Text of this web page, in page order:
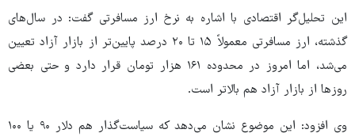
این تحلیل‌گر اقتصادی با اشاره به نرخ ارز مسافرتی گفت: در سال‌های
گذشته، ارز مسافرتی معمولاً ۱۵ تا ۲۰ درصد پایین‌تر از بازار آزاد تعیین
می‌شد، اما امروز در محدوده ۱۶۱ هزار تومان قرار دارد و حتی بعضی
روزها از بازار آزاد هم بالاتر است.
وی افزود: این موضوع نشان می‌دهد که سیاست‌گذار هم دلار ۹۰ یا ۱۰۰